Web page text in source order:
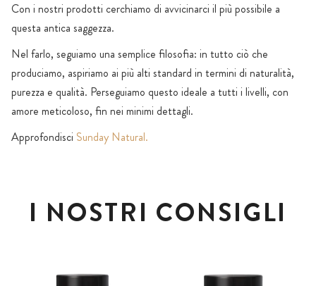
Con i nostri prodotti cerchiamo di avvicinarci il più possibile a
questa antica saggezza.
Nel farlo, seguiamo una semplice filosofia: in tutto ciò che
produciamo, aspiriamo ai più alti standard in termini di naturalità,
purezza e qualità. Perseguiamo questo ideale a tutti i livelli, con
amore meticoloso, fin nei minimi dettagli.
Approfondisci Sunday Natural.
I NOSTRI CONSIGLI